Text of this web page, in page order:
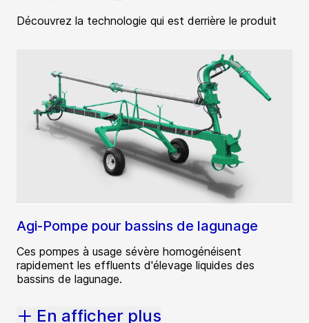
Découvrez la technologie qui est derrière le produit
Agi-Pompe pour bassins de lagunage
Ces pompes à usage sévère homogénéisent
rapidement les effluents d'élevage liquides des
bassins de lagunage.
En afficher plus